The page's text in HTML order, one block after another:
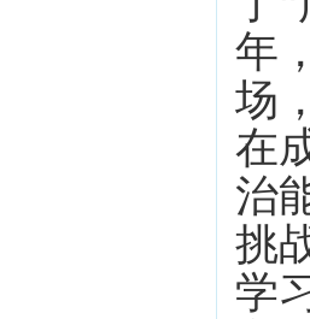
年
场
在
治
挑
学